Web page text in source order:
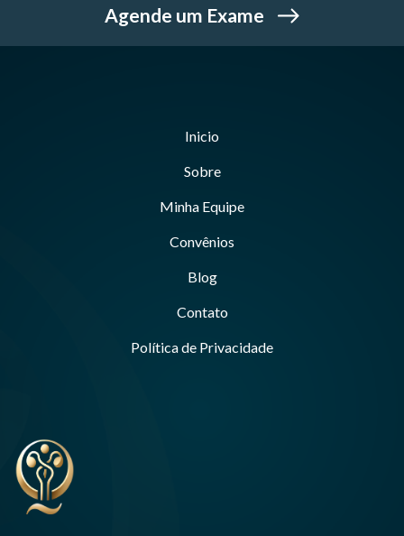
Agende um Exame
Inicio
Sobre
Minha Equipe
Convênios
Blog
Contato
Política de Privacidade